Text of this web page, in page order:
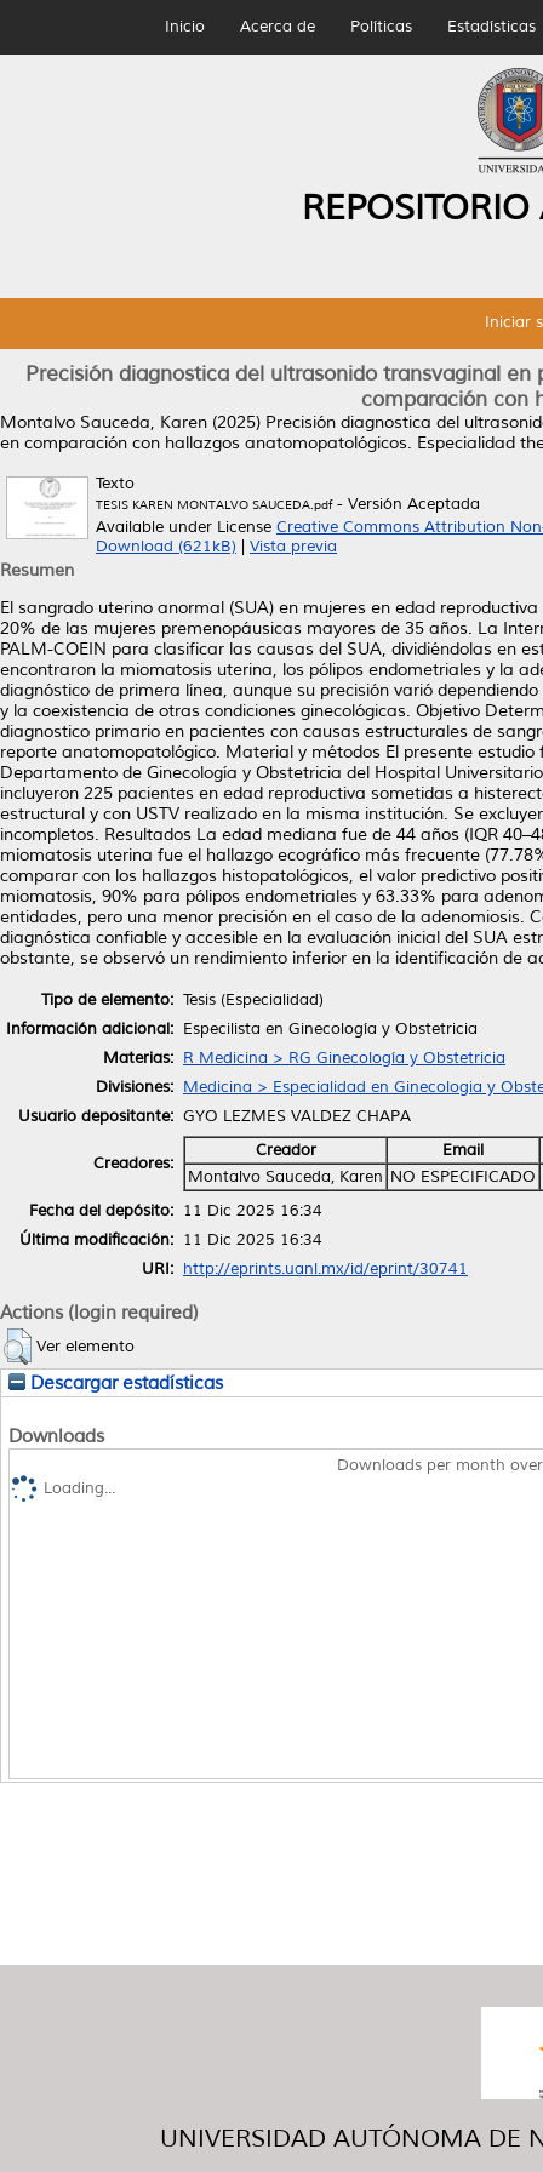
Inicio Acerca de Políticas Estadísticas
Iniciar
Precisión diagnostica del ultrasonido transvaginal
comparación con
Montalvo Sauceda, Karen (2025) Precisión diagnostica del
en comparación con hallazgos anatomopatológicos. Especialidad
Texto
TESIS KAREN MONTALVO SAUCEDA.pdf- Versión Aceptada
Available under License Creative Commons Attribution
Download (621kB)
Vista previa
Resumen
El sangrado uterino anormal (SUA) en mujeres en edad
20% de las mujeres premenopáusicas mayores de 35 años. La
PALM-COEIN para clasificar las causas del SUA, dividiéndolas en
encontraron la miomatosis uterina, los pólipos endometriales y la
diagnóstico de primera línea, aunque su precisión varió
y la coexistencia de otras condiciones ginecológicas. Objetivo
diagnostico primario en pacientes con causas estructurales de
reporte anatomopatológico. Material y métodos El presente
Departamento de Ginecología y Obstetricia del Hospital
incluyeron 225 pacientes en edad reproductiva sometidas a
estructural y con USTV realizado en la misma institución. Se
incompletos. Resultados La edad mediana fue de 44 años (IQR
miomatosis uterina fue el hallazgo ecográfico más frecuente
comparar con los hallazgos histopatológicos, el valor predictivo
miomatosis, 90% para pólipos endometriales y 63.33% para
entidades, pero una menor precisión en el caso de la adenomiosis.
diagnóstica confiable y accesible en la evaluación inicial del SUA
obstante, se observó un rendimiento inferior en la identificación de
Tipo de elemento: Tesis (Especialidad)
Información adicional: Especilista en Ginecología y Obstetricia
Materias: R Medicina > RG Ginecología y Obstetricia
Divisiones: Medicina > Especialidad en Ginecologia y
Usuario depositante: GYO LEZMES VALDEZ CHAPA
Creadores:
Creador
Email
Montalvo Sauceda, Karen NO ESPECIFICADO
Fecha del depósito: 11 Dic 2025 16:34
Última modificación: 11 Dic 2025 16:34
URI: http://eprints.uanl.mx/id/eprint/30741
Actions (login required)
Ver elemento
Descargar estadísticas
Downloads
Downloads per month
Loading...
UNIVERSIDAD AUTÓNOMA DE